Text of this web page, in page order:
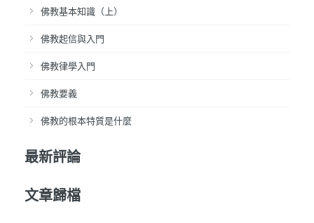
佛教基本知識（上）
佛教起信與入門
佛教律學入門
佛教要義
佛教的根本特質是什麼
最新評論
文章歸檔